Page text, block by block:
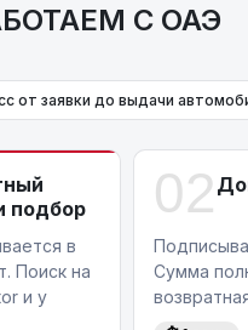
С ОАЭ
от заявки до выдачи
подбор
в
Поиск на
и у
02
Сумма